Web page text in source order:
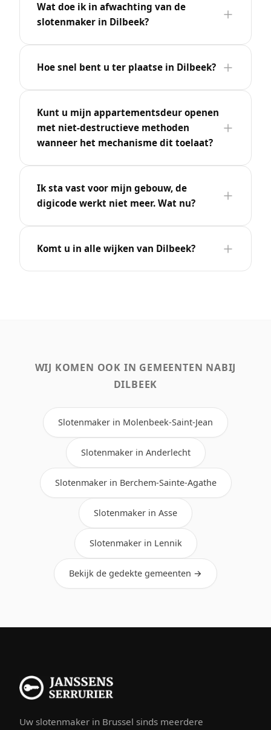
Wat doe ik in afwachting van de
slotenmaker in Dilbeek?
Hoe snel bent u ter plaatse in Dilbeek?
Kunt u mijn appartementsdeur openen
met niet-destructieve methoden
wanneer het mechanisme dit toelaat?
Ik sta vast voor mijn gebouw, de
digicode werkt niet meer. Wat nu?
Komt u in alle wijken van Dilbeek?
WIJ KOMEN OOK IN GEMEENTEN NABIJ
DILBEEK
Slotenmaker in Molenbeek-Saint-Jean
Slotenmaker in Anderlecht
Slotenmaker in Berchem-Sainte-Agathe
Slotenmaker in Asse
Slotenmaker in Lennik
Bekijk de gedekte gemeenten →
Uw slotenmaker in Brussel sinds meerdere